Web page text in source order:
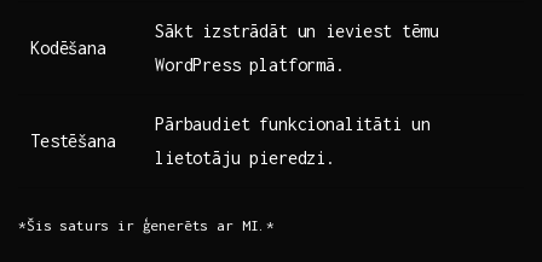
Kodēšana
Sākt izstrādāt un⁣ ieviest tēmu
WordPress platformā.
Testēšana
Pārbaudiet funkcionalitāti un
lietotāju pieredzi.
*Šis saturs ir ģenerēts ar MI.*